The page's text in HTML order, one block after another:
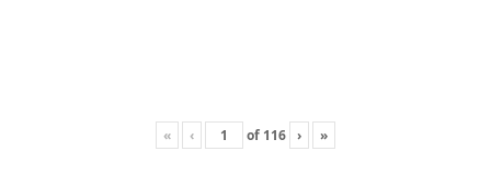
« ‹ of 116 › »